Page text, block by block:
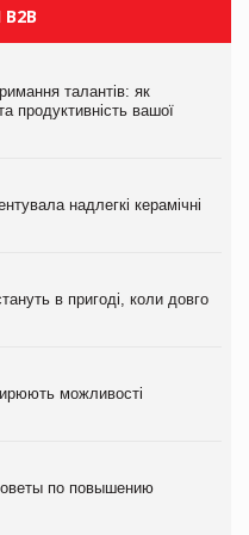
талантів: як
продуктивність вашої
надлегкі керамічні
в пригоді, коли довго
можливості
по повышению